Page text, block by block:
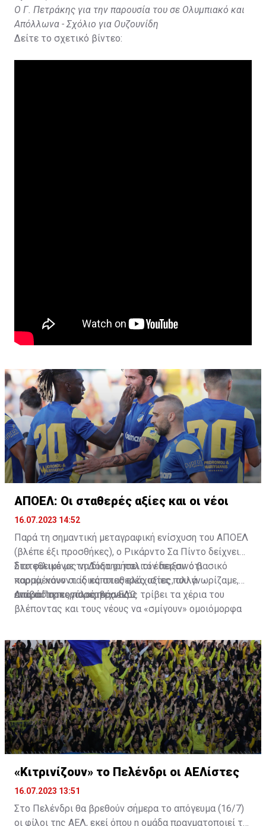
Ο Γ. Πετράκης για την παρουσία του σε Ολυμπιακό και
Απόλλωνα - Σχόλιο για Ουζουνίδη
Δείτε το σχετικό βίντεο:
ΑΠΟΕΛ: Οι σταθερές αξίες και οι νέοι
16.07.2023 14:52
Παρά τη σημαντική μεταγραφική ενίσχυση του ΑΠΟΕΛ
(βλέπε έξι προσθήκες), ο Ρικάρντο Σα Πίντο δείχνει
διατεθειμένος να διατηρήσει τον περσινό βασικό
κορμό, κάνοντας κάποιες ελάχιστες, αλλά
απαραίτητες παρεμβάσεις.
Στο φιλικό με τη Δόξα οι παλιοί έδειξαν ότι
παραμένουν οι ίδιες σταθερές αξίες που γνωρίζαμε,
ενώ ο Πορτογάλος τεχνικός τρίβει τα χέρια του
βλέποντας και τους νέους να «σμίγουν» ομοιόμορφα
Διαβάστε περισσότεραΕΔΩ.
«Κιτρινίζουν» το Πελένδρι οι ΑΕΛίστες
16.07.2023 13:51
Στο Πελένδρι θα βρεθούν σήμερα το απόγευμα (16/7)
οι φίλοι της ΑΕΛ, εκεί όπου η ομάδα πραγματοποιεί το